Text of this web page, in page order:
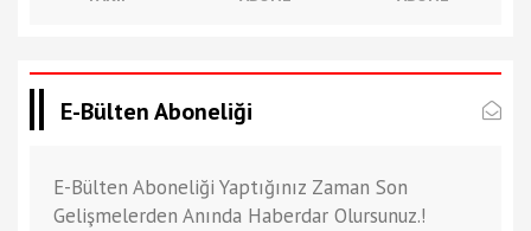
E-Bülten Aboneliği
E-Bülten Aboneliği Yaptığınız Zaman Son
Gelişmelerden Anında Haberdar Olursunuz.!